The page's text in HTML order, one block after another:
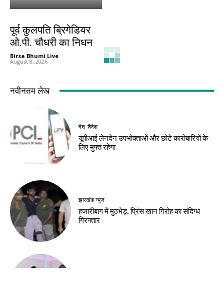
पूर्व कुलपति ब्रिगेडियर
ओ.पी. चौधरी का निधन
Birsa Bhumi Live -
August 8, 2026
नवीनतम लेख
देश-विदेश
यूपीआई लेनदेन उपभोक्ताओं और छोटे कारोबारियों के
लिए मुफ्त रहेगा
झारखंड न्यूज़
हजारीबाग में मुठभेड़, प्रिंस खान गिरोह का संदिग्ध
गिरफ्तार